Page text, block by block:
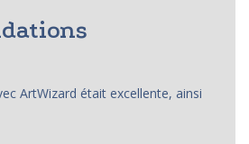
ArtWizard était excellente, ainsi